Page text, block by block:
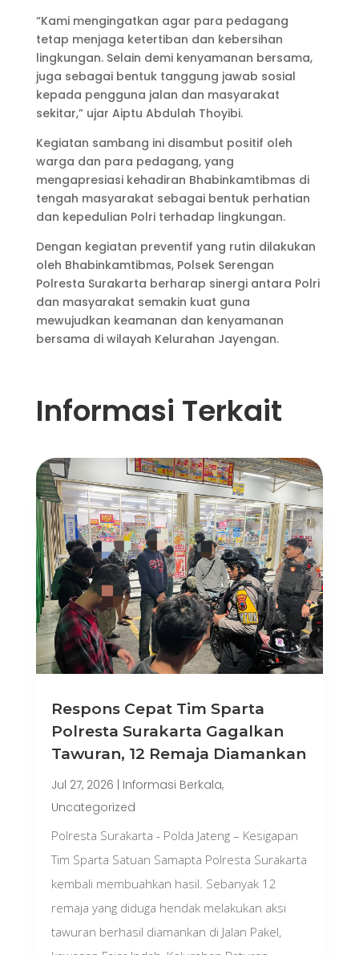
“Kami mengingatkan agar para pedagang
tetap menjaga ketertiban dan kebersihan
lingkungan. Selain demi kenyamanan bersama,
juga sebagai bentuk tanggung jawab sosial
kepada pengguna jalan dan masyarakat
sekitar,” ujar Aiptu Abdulah Thoyibi.
Kegiatan sambang ini disambut positif oleh
warga dan para pedagang, yang
mengapresiasi kehadiran Bhabinkamtibmas di
tengah masyarakat sebagai bentuk perhatian
dan kepedulian Polri terhadap lingkungan.
Dengan kegiatan preventif yang rutin dilakukan
oleh Bhabinkamtibmas, Polsek Serengan
Polresta Surakarta berharap sinergi antara Polri
dan masyarakat semakin kuat guna
mewujudkan keamanan dan kenyamanan
bersama di wilayah Kelurahan Jayengan.
Informasi Terkait
Respons Cepat Tim Sparta
Polresta Surakarta Gagalkan
Tawuran, 12 Remaja Diamankan
Jul 27, 2026 Informasi Berkala,
Uncategorized
Polresta Surakarta - Polda Jateng – Kesigapan
Tim Sparta Satuan Samapta Polresta Surakarta
kembali membuahkan hasil. Sebanyak 12
remaja yang diduga hendak melakukan aksi
tawuran berhasil diamankan di Jalan Pakel,